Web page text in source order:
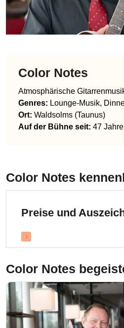
Color Notes
Atmosphärische
Genres: Lounge-Musik,
Ort: Waldsolms (Taunus)
Auf der Bühne seit: 47
Color Notes
Preise und
Color Notes